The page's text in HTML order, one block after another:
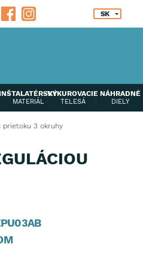
SK
MATERIÁL
VYKUROVACIE
TELESÁ
NÁHRADNÉ
DIELY
prietoku 3 okruhy